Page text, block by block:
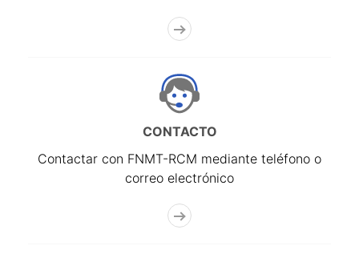
CONTACTO
Contactar con FNMT-RCM mediante teléfono o
correo electrónico